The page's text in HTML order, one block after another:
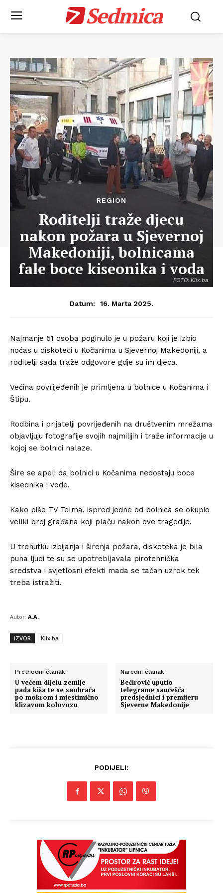
Sedmica
FOTO: Klix.ba
REGION
Roditelji traže djecu
nakon požara u Sjevernoj
Makedoniji, bolnicama
fale boce kiseonika i voda
Datum: 16. Marta 2025.
Najmanje 51 osoba poginulo je u požaru koji je izbio
noćas u diskoteci u Kočanima u Sjevernoj Makedoniji, a
roditelji sada traže odgovore gdje su im djeca.
Većina povrijeđenih je primljena u bolnice u Kočanima i
Štipu.
Rodbina i prijatelji povrijeđenih na društvenim mrežama
objavljuju fotografije svojih najmilijih i traže informacije u
kojoj se bolnici nalaze.
Šire se apeli da bolnici u Kočanima nedostaju boce
kiseonika i vode.
Kako piše TV Telma, ispred jedne od bolnica se okupio
veliki broj građana koji plaču nakon ove tragedije.
U trenutku izbijanja i širenja požara, diskoteka je bila
puna ljudi te su se upotrebljavala pirotehnička
sredstva i svjetlosni efekti mada se tačan uzrok tek
treba istražiti.
Autor: A.A.
IZVOR Klix.ba
Prethodni članak
U većem dijelu zemlje
pada kiša te se saobraća
po mokrom i mjestimično
klizavom kolovozu
Naredni članak
Bećirović uputio
telegrame saučešća
predsjednici i premijeru
Sjeverne Makedonije
PODIJELI: